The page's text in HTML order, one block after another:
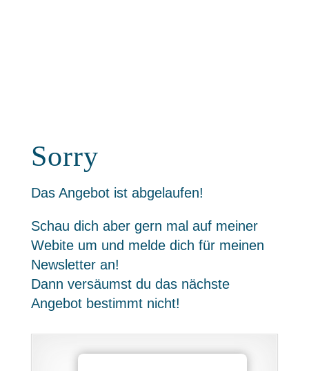
Sorry
Das Angebot ist abgelaufen!
Schau dich aber gern mal auf meiner
Webite um und melde dich für meinen
Newsletter an!
Dann versäumst du das nächste
Angebot bestimmt nicht!